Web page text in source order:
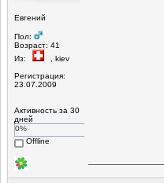
Евгений
Пол:
Возраст: 41
Из:
, kiev
Регистрация:
23.07.2009
Активность за 30
дней
0%
Offline